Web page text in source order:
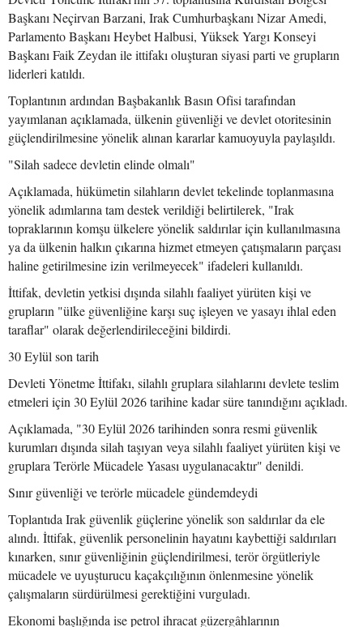
Başkanı Neçirvan Barzani, Irak Cumhurbaşkanı Nizar Amedi,
Parlamento Başkanı Heybet Halbusi, Yüksek Yargı Konseyi
Başkanı Faik Zeydan ile ittifakı oluşturan siyasi parti ve grupların
liderleri katıldı.
Toplantının ardından Başbakanlık Basın Ofisi tarafından
yayımlanan açıklamada, ülkenin güvenliği ve devlet otoritesinin
güçlendirilmesine yönelik alınan kararlar kamuoyuyla paylaşıldı.
"Silah sadece devletin elinde olmalı"
Açıklamada, hükümetin silahların devlet tekelinde toplanmasına
yönelik adımlarına tam destek verildiği belirtilerek, "Irak
topraklarının komşu ülkelere yönelik saldırılar için kullanılmasına
ya da ülkenin halkın çıkarına hizmet etmeyen çatışmaların parçası
haline getirilmesine izin verilmeyecek" ifadeleri kullanıldı.
İttifak, devletin yetkisi dışında silahlı faaliyet yürüten kişi ve
grupların "ülke güvenliğine karşı suç işleyen ve yasayı ihlal eden
taraflar" olarak değerlendirileceğini bildirdi.
30 Eylül son tarih
Devleti Yönetme İttifakı, silahlı gruplara silahlarını devlete teslim
etmeleri için 30 Eylül 2026 tarihine kadar süre tanındığını açıkladı.
Açıklamada, "30 Eylül 2026 tarihinden sonra resmi güvenlik
kurumları dışında silah taşıyan veya silahlı faaliyet yürüten kişi ve
gruplara Terörle Mücadele Yasası uygulanacaktır" denildi.
Sınır güvenliği ve terörle mücadele gündemdeydi
Toplantıda Irak güvenlik güçlerine yönelik son saldırılar da ele
alındı. İttifak, güvenlik personelinin hayatını kaybettiği saldırıları
kınarken, sınır güvenliğinin güçlendirilmesi, terör örgütleriyle
mücadele ve uyuşturucu kaçakçılığının önlenmesine yönelik
çalışmaların sürdürülmesi gerektiğini vurguladı.
Ekonomi başlığında ise petrol ihracat güzergâhlarının